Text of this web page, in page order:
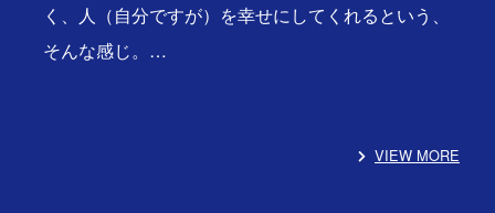
く、人（自分ですが）を幸せにしてくれるという、
そんな感じ。…
VIEW MORE